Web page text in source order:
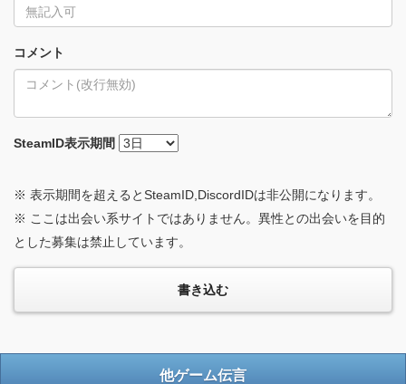
コメント
SteamID表示期間
※ 表示期間を超えるとSteamID,DiscordIDは非公開になります。
※ ここは出会い系サイトではありません。異性との出会いを目的
とした募集は禁止しています。
他ゲーム伝言